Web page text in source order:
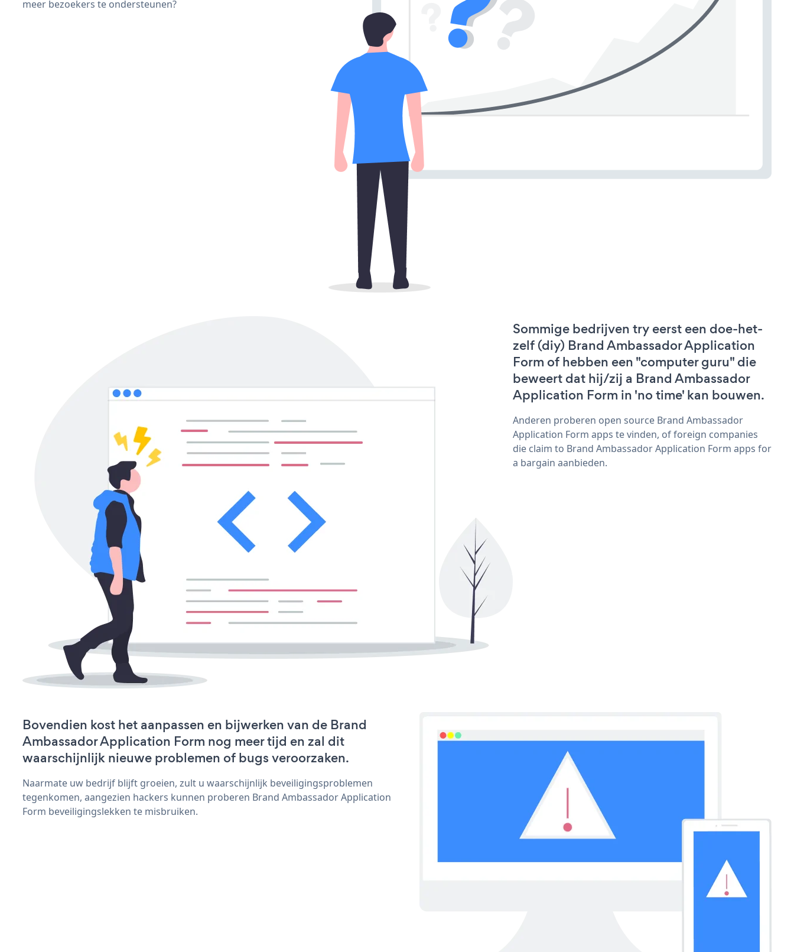
meer bezoekers te ondersteunen?
Sommige bedrijven try eerst een doe-het-
zelf (diy) Brand Ambassador Application
Form of hebben een "computer guru" die
beweert dat hij/zij a Brand Ambassador
Application Form in 'no time' kan bouwen.
Anderen proberen open source Brand Ambassador
Application Form apps te vinden, of foreign companies
die claim to Brand Ambassador Application Form apps for
a bargain aanbieden.
Bovendien kost het aanpassen en bijwerken van de Brand
Ambassador Application Form nog meer tijd en zal dit
waarschijnlijk nieuwe problemen of bugs veroorzaken.
Naarmate uw bedrijf blijft groeien, zult u waarschijnlijk beveiligingsproblemen
tegenkomen, aangezien hackers kunnen proberen Brand Ambassador Application
Form beveiligingslekken te misbruiken.